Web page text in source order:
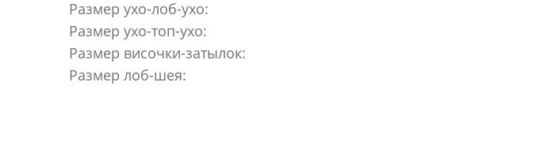
Размер ухо-лоб-ухо:
Размер ухо-топ-ухо:
Размер височки-затылок:
Размер лоб-шея: